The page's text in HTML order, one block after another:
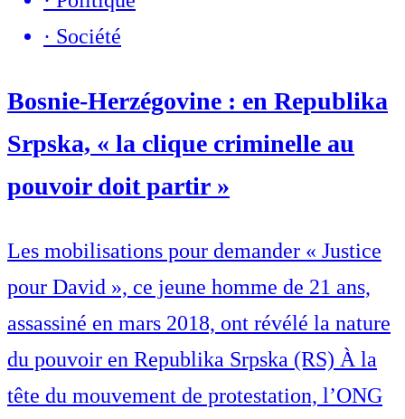
· Société
Bosnie-Herzégovine : en Republika
Srpska, « la clique criminelle au
pouvoir doit partir »
Les mobilisations pour demander « Justice
pour David », ce jeune homme de 21 ans,
assassiné en mars 2018, ont révélé la nature
du pouvoir en Republika Srpska (RS) À la
tête du mouvement de protestation, l’ONG